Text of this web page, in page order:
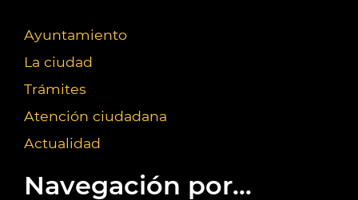
Ayuntamiento
La ciudad
Trámites
Atención ciudadana
Actualidad
Navegación por...